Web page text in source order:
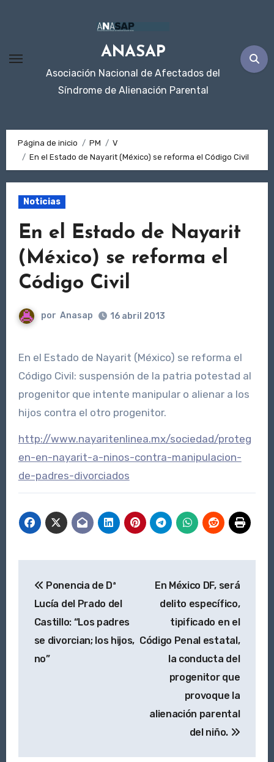
ANASAP
Asociación Nacional de Afectados del
Síndrome de Alienación Parental
Página de inicio PM
V
En el Estado de Nayarit (México) se reforma el Código Civil
Noticias
En el Estado de Nayarit
(México) se reforma el
Código Civil
por Anasap 16 abril 2013
En el Estado de Nayarit (México) se reforma el
Código Civil: suspensión de la patria potestad al
progenitor que intente manipular o alienar a los
hijos contra el otro progenitor.
http://www.nayaritenlinea.mx/sociedad/proteg
en-en-nayarit-a-ninos-contra-manipulacion-
de-padres-divorciados
de
entradas
Ponencia de Dª
Lucía del Prado del
Castillo: “Los padres
se divorcian; los hijos,
no”
En México DF, será
delito específico,
tipificado en el
Código Penal estatal,
la conducta del
progenitor que
provoque la
alienación parental
del niño.